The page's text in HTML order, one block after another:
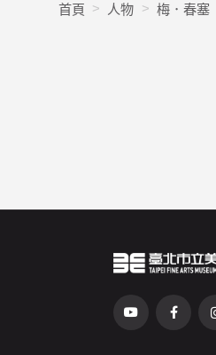
首頁 人物 梅．春塞
前往Youtube頻
前往